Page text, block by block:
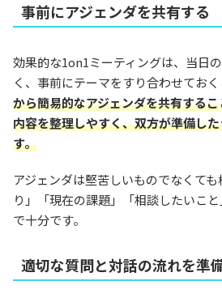
事前にアジェンダを共有する
効果的な1on1ミーティングは、当日
く、事前にテーマをすり合わせておく
から簡易的なアジェンダを共有する
内容を整理しやすく、双方が準備し
す。
アジェンダは堅苦しいものでなくて
り」「現在の課題」「相談したいこ
で十分です。
適切な質問と対話の流れを準